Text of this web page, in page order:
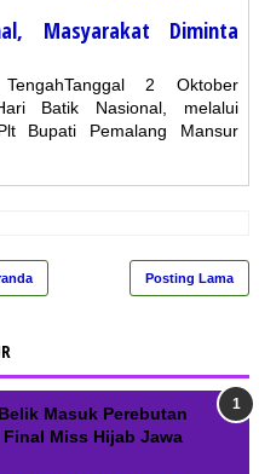
Masyarakat Diminta
2 Oktober
Batik Nasional, melalui
Bupati Pemalang Mansur
Posting Lama
Masuk Perebutan
Miss Hijab Jawa